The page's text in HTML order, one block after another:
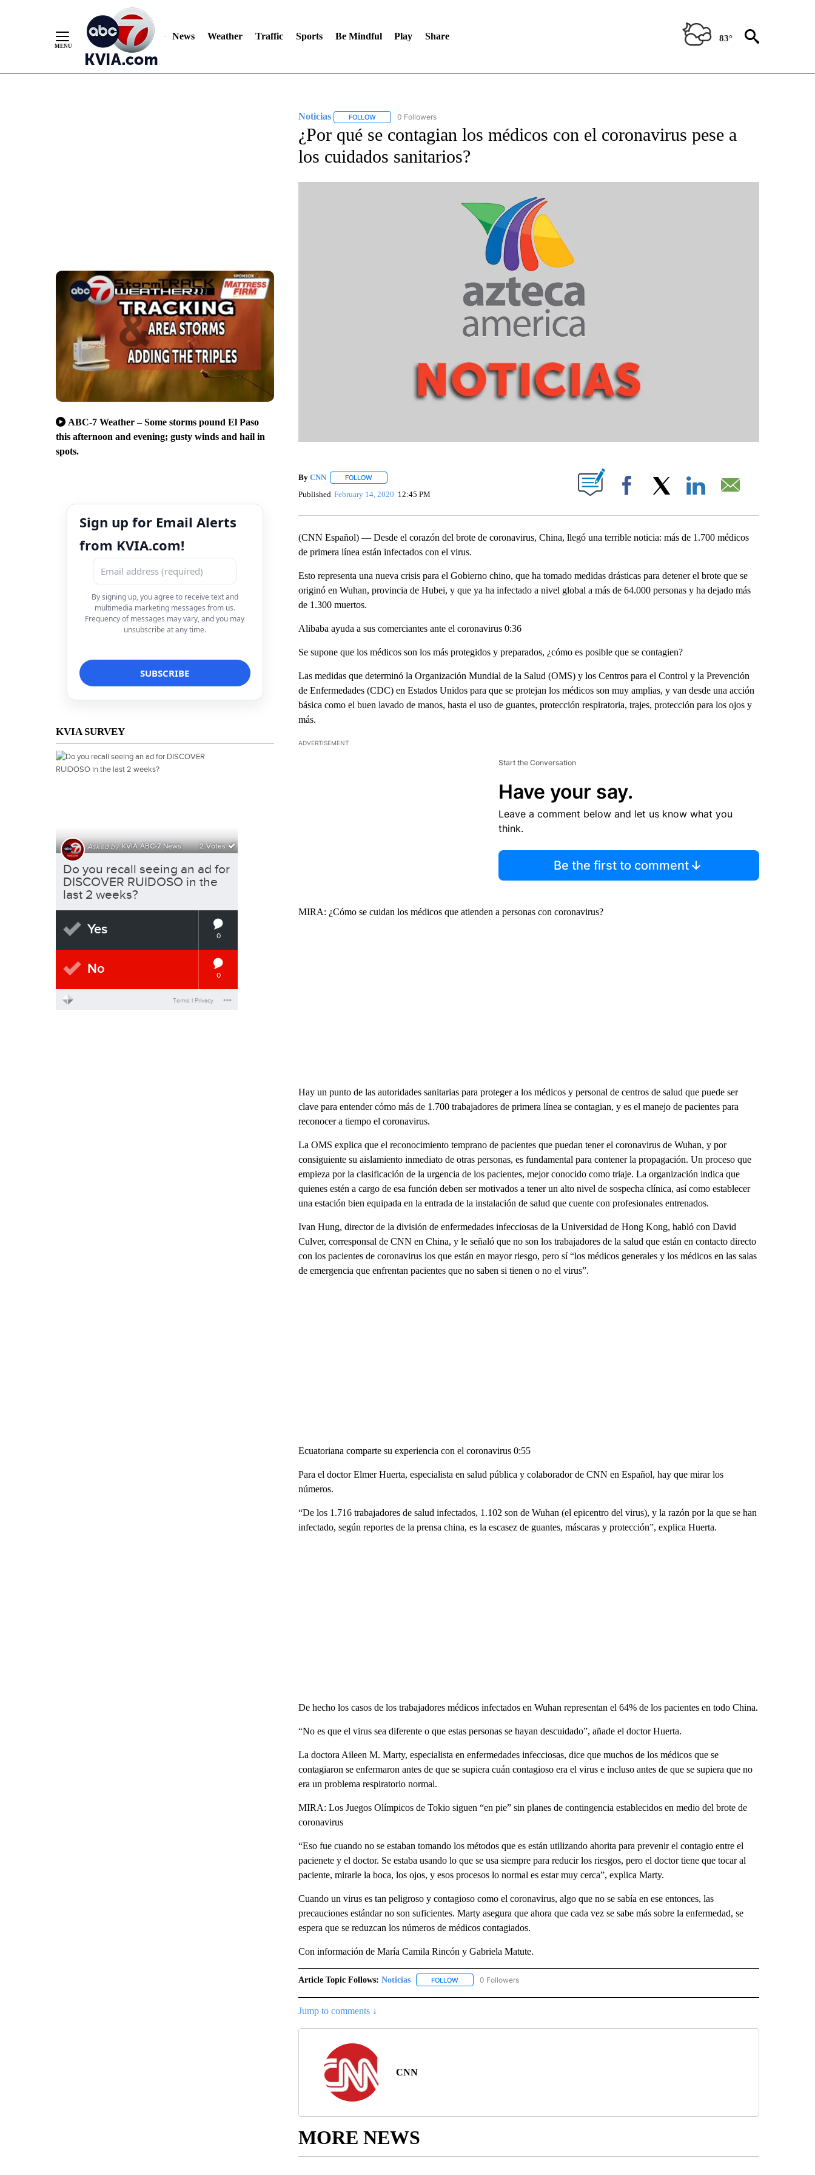
News Weather Traffic Sports Be Mindful Play Share 83°
ABC-7 Weather – Some storms pound El Paso
this afternoon and evening; gusty winds and hail in
spots.
Sign up for Email Alerts
from KVIA.com!
By signing up, you agree to receive text and
multimedia marketing messages from us.
Frequency of messages may vary, and you may
unsubscribe at any time.
KVIA SURVEY
Noticias FOLLOWFOLLOW "NOTICIAS" TO RECEIVE NOTIFICATIONS ABOUT NEW PAGES ON "NOTICIAS".
0 Followers
¿Por qué se contagian los médicos con el coronavirus pese a
los cuidados sanitarios?
By CNN FOLLOWFOLLOW "" TO RECEIVE NOTIFICATIONS ABOUT NEW PAGES ON "".
Published February 14, 2020 12:45 PM Facebook
(CNN Español) — Desde el corazón del brote de coronavirus, China, llegó una terrible noticia: más de 1.700 médicos
de primera línea están infectados con el virus.
Esto representa una nueva crisis para el Gobierno chino, que ha tomado medidas drásticas para detener el brote que se
originó en Wuhan, provincia de Hubei, y que ya ha infectado a nivel global a más de 64.000 personas y ha dejado más
de 1.300 muertos.
Alibaba ayuda a sus comerciantes ante el coronavirus 0:36
Se supone que los médicos son los más protegidos y preparados, ¿cómo es posible que se contagien?
Las medidas que determinó la Organización Mundial de la Salud (OMS) y los Centros para el Control y la Prevención
de Enfermedades (CDC) en Estados Unidos para que se protejan los médicos son muy amplias, y van desde una acción
básica como el buen lavado de manos, hasta el uso de guantes, protección respiratoria, trajes, protección para los ojos y
más.
ADVERTISEMENT
Start the Conversation
Have your say.
Leave a comment below and let us know what you
think.
Be the first to comment
MIRA: ¿Cómo se cuidan los médicos que atienden a personas con coronavirus?
Hay un punto de las autoridades sanitarias para proteger a los médicos y personal de centros de salud que puede ser
clave para entender cómo más de 1.700 trabajadores de primera línea se contagian, y es el manejo de pacientes para
reconocer a tiempo el coronavirus.
La OMS explica que el reconocimiento temprano de pacientes que puedan tener el coronavirus de Wuhan, y por
consiguiente su aislamiento inmediato de otras personas, es fundamental para contener la propagación. Un proceso que
empieza por la clasificación de la urgencia de los pacientes, mejor conocido como triaje. La organización indica que
quienes estén a cargo de esa función deben ser motivados a tener un alto nivel de sospecha clínica, así como establecer
una estación bien equipada en la entrada de la instalación de salud que cuente con profesionales entrenados.
Ivan Hung, director de la división de enfermedades infecciosas de la Universidad de Hong Kong, habló con David
Culver, corresponsal de CNN en China, y le señaló que no son los trabajadores de la salud que están en contacto directo
con los pacientes de coronavirus los que están en mayor riesgo, pero sí “los médicos generales y los médicos en las salas
de emergencia que enfrentan pacientes que no saben si tienen o no el virus”.
Ecuatoriana comparte su experiencia con el coronavirus 0:55
Para el doctor Elmer Huerta, especialista en salud pública y colaborador de CNN en Español, hay que mirar los
números.
“De los 1.716 trabajadores de salud infectados, 1.102 son de Wuhan (el epicentro del virus), y la razón por la que se han
infectado, según reportes de la prensa china, es la escasez de guantes, máscaras y protección”, explica Huerta.
De hecho los casos de los trabajadores médicos infectados en Wuhan representan el 64% de los pacientes en todo China.
“No es que el virus sea diferente o que estas personas se hayan descuidado”, añade el doctor Huerta.
La doctora Aileen M. Marty, especialista en enfermedades infecciosas, dice que muchos de los médicos que se
contagiaron se enfermaron antes de que se supiera cuán contagioso era el virus e incluso antes de que se supiera que no
era un problema respiratorio normal.
MIRA: Los Juegos Olímpicos de Tokio siguen “en pie” sin planes de contingencia establecidos en medio del brote de
coronavirus
“Eso fue cuando no se estaban tomando los métodos que es están utilizando ahorita para prevenir el contagio entre el
pacienete y el doctor. Se estaba usando lo que se usa siempre para reducir los riesgos, pero el doctor tiene que tocar al
paciente, mirarle la boca, los ojos, y esos procesos lo normal es estar muy cerca”, explica Marty.
Cuando un virus es tan peligroso y contagioso como el coronavirus, algo que no se sabía en ese entonces, las
precauciones estándar no son suficientes. Marty asegura que ahora que cada vez se sabe más sobre la enfermedad, se
espera que se reduzcan los números de médicos contagiados.
Con información de María Camila Rincón y Gabriela Matute.
Article Topic Follows: Noticias FOLLOWFOLLOW "NOTICIAS" TO RECEIVE NOTIFICATIONS ABOUT NEW PAGES ON "NOTICIAS".
0 Followers
Jump to comments ↓
CNN
MORE NEWS